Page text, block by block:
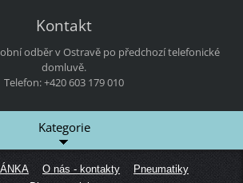
Kontakt
odběr v Ostravě po předchozí telefonické
domluvě.
Telefon: +420 603 179 010
Kategorie
O nás - kontakty
Pneumatiky